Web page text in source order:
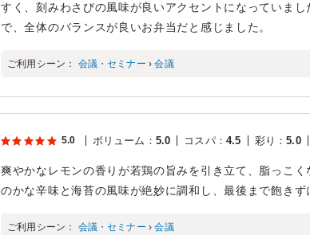
すく、刻みわさびの風味が良いアクセントになっていま
で、全体のバランスが良いお弁当だと感じました。
ご利用シーン： 会議・セミナー ›会議
5.0 ボリューム ： 5.0 コスパ： 4.5 彩り ：5.0
爽やかなレモンの香りが若鶏の旨みを引き立て、脂っこ
のかな辛味と海苔の風味が絶妙に調和し、最後まで飽きず
ご利用シーン： 会議・セミナー ›会議